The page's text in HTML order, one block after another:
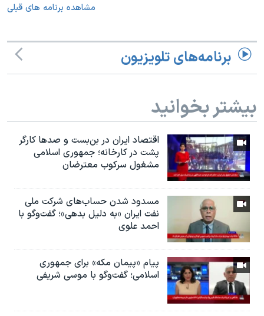
مشاهده برنامه های قبلی
برنامه‌های تلویزیون
بیشتر بخوانید
اقتصاد ایران در بن‌بست و صدها کارگر
پشت در کارخانه؛ جمهوری اسلامی
مشغول سرکوب معترضان
مسدود شدن حساب‌های شرکت ملی
نفت ایران «به دلیل بدهی»؛ گفت‌و‌گو با
احمد علوی
پیام «پیمان مکه» برای جمهوری
اسلامی؛ گفت‌وگو با موسی شریفی